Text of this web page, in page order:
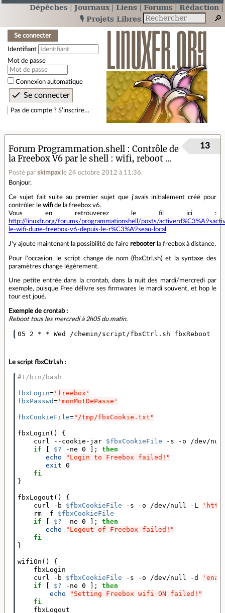
Dépêches Journaux Liens Forums
Rédaction
🎙️ Projets Libres
Se connecter
Identifiant
Mot de passe
Connexion automatique
Pas de compte ? S’inscrire…
Forum Programmation.shell
Contrôle de
la Freebox V6 par le shell : wifi, reboot ...
Posté par skimpax le 24 octobre 2012 à 11:36.
13
Bonjour,
Ce sujet fait suite au premier sujet que j'avais initialement créé pour
contrôler le wifi de la freebox v6.
Vous en retrouverez le fil ici :
http://linuxfr.org/forums/programmationshell/posts/
le-wifi-dune-freebox-v6-depuis-le-r%C3%A9seau-local
J'y ajoute maintenant la possibilité de faire rebooterla freebox à distance.
Pour l'occasion, le script change de nom (fbxCtrl.sh) et la syntaxe des
paramètres change légèrement.
Une petite entrée dans la crontab, dans la nuit des mardi/mercredi par
exemple, puisque Free délivre ses firmwares le mardi souvent, et hop le
tour est joué.
Exemple de crontab :
Reboot tous les mercredi à 2h05 du matin.
Le script fbxCtrl.sh :
#!/bin/bash
fbxLogin= 'freebox'
fbxPasswd= 'monMotDePasse'
fbxCookieFile="/tmp/fbxCookie.txt"
fbxLogin ()
{
    curl --cookie-jar
$fbxCookieFile -s -o /dev/
if
[ $? -ne 0 ] ; then
echo
"Login to Freebox failed!"
exit 0
fi
}
fbxLogout ()
{
    curl -b
$fbxCookieFile -s -o /dev/null -L
    rm -f
$fbxCookieFile
if
[ $? -ne 0 ] ; then
echo
"Logout of Freebox failed!"
fi
}
wifiOn ()
{
    fbxLogin
    curl -b
$fbxCookieFile -s -o /dev/null -d
if
[ $? -ne 0 ] ; then
echo
"Setting Freebox wifi ON failed!"
fi